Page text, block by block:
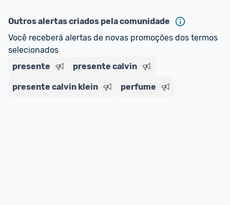
Outros alertas criados pela comunidade
Você receberá alertas de novas promoções dos termos
selecionados
presente
presente calvin
presente calvin klein perfume